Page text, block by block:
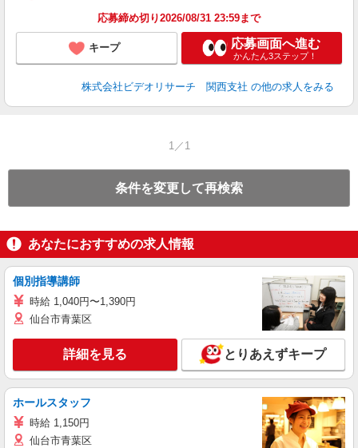
応募締め切り2026/08/31 23:59まで
キープ 応募画面へ進む
かんたん3ステップ！
株式会社ビデオリサーチ 関西支社 の他の求人をみる
1／1
条件を変更して再検索
あなたにおすすめの求人情報
個別指導講師
時給 1,040円〜1,390円
仙台市青葉区
詳細を見る とりあえずキープ
ホールスタッフ
時給 1,150円
仙台市青葉区